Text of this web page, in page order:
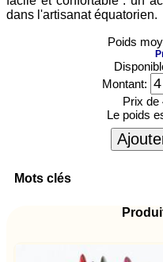
dans l'artisanat équatorien.
Poids
Montant:
Prix de
Le poids
Mots clés